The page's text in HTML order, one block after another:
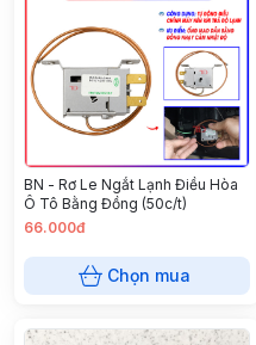
BN - Rơ Le Ngắt Lạnh Điều Hòa
Ô Tô Bằng Đồng (50c/t)
66.000đ
Chọn mua